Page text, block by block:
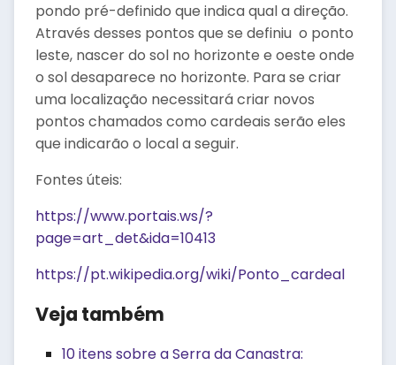
pondo pré-definido que indica qual a direção.
Através desses pontos que se definiu o ponto
leste, nascer do sol no horizonte e oeste onde
o sol desaparece no horizonte. Para se criar
uma localização necessitará criar novos
pontos chamados como cardeais serão eles
que indicarão o local a seguir.
Fontes úteis:
https://www.portais.ws/?
page=art_det&ida=10413
https://pt.wikipedia.org/wiki/Ponto_cardeal
Veja também
10 itens sobre a Serra da Canastra: